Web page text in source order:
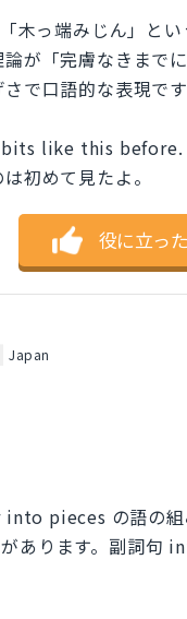
っ端みじん」とい
が「完膚なきまで
で口語的な表現です
like this before.
初めて見たよ。
役に立った
Japan
into pieces の語の
あります。副詞句